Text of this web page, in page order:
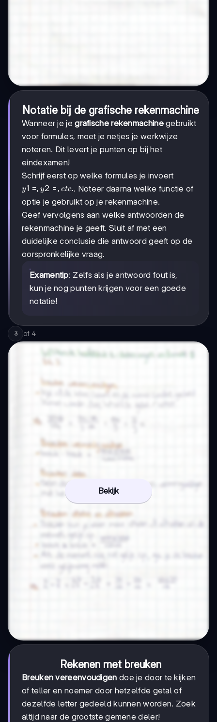
Notatie bij de grafische rekenmachine
Wanneer je jegrafische rekenmachinegebruikt
voor formules, moet je netjes je werkwijze
noteren. Dit levert je punten op bij het
eindexamen!
Schrijf eerst op welke formules je invoert
y1=,
y2=,
etc.
y1 =, y2 = , etc.. Noteer daarna welke functie of
optie je gebruikt op je rekenmachine.
Geef vervolgens aan welke antwoorden de
rekenmachine je geeft. Sluit af met een
duidelijke conclusie die antwoord geeft op de
oorspronkelijke vraag.
Examentip: Zelfs als je antwoord fout is,
kun je nog punten krijgen voor een goede
notatie!
3 of 4
Bekijk
Rekenen met breuken
Breuken vereenvoudigen doe je door te kijken
of teller en noemer door hetzelfde getal of
dezelfde letter gedeeld kunnen worden. Zoek
altijd naar de grootste gemene deler!